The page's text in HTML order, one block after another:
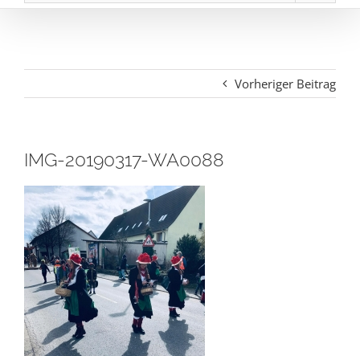
Vorheriger Beitrag
IMG-20190317-WA0088